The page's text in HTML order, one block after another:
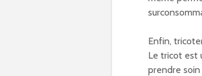
Enfin,
Le tricot est
prendre